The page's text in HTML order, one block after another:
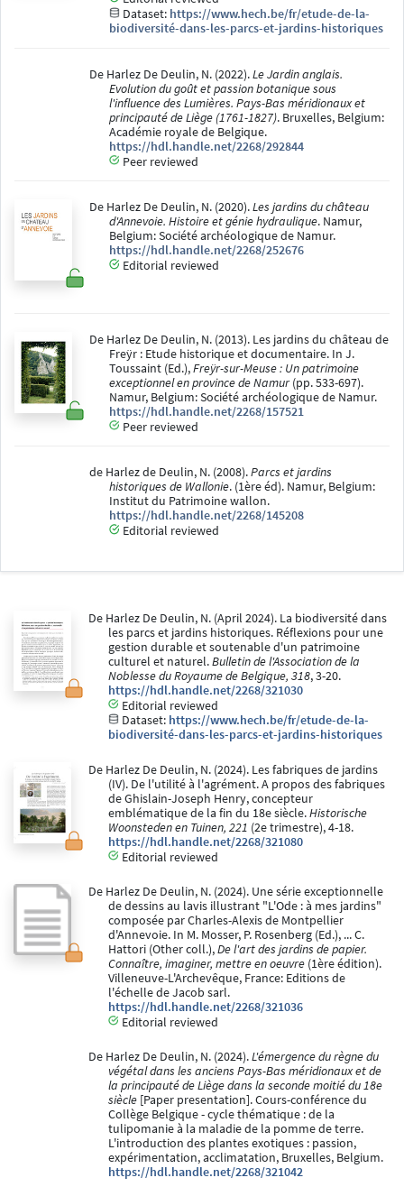
Dataset: https://www.hech.be/fr/etude-de-la-
biodiversité-dans-les-parcs-et-jardins-historiques
De Harlez De Deulin, N. (2022).Le Jardin anglais.
Evolution du goût et passion botanique sous
l'influence des Lumières. Pays-Bas méridionaux et
principauté de Liège (1761-1827). Bruxelles, Belgium:
Académie royale de Belgique.
https://hdl.handle.net/2268/292844
Peer reviewed
De Harlez De Deulin, N. (2020).Les jardins du château
d'Annevoie. Histoire et génie hydraulique. Namur,
Belgium: Société archéologique de Namur.
https://hdl.handle.net/2268/252676
Editorial reviewed
De Harlez De Deulin, N. (2013). Les jardins du château de
Freÿr : Etude historique et documentaire. In J.
Toussaint (Ed.),Freÿr-sur-Meuse : Un patrimoine
exceptionnel en province de Namur(pp. 533-697).
Namur, Belgium: Société archéologique de Namur.
https://hdl.handle.net/2268/157521
Peer reviewed
de Harlez de Deulin, N. (2008).Parcs et jardins
historiques de Wallonie. (1ère éd). Namur, Belgium:
Institut du Patrimoine wallon.
https://hdl.handle.net/2268/145208
Editorial reviewed
De Harlez De Deulin, N. (April 2024). La biodiversité dans
les parcs et jardins historiques. Réflexions pour une
gestion durable et soutenable d'un patrimoine
culturel et naturel.Bulletin de l'Association de la
Noblesse du Royaume de Belgique, 318, 3-20.
https://hdl.handle.net/2268/321030
Editorial reviewed
Dataset: https://www.hech.be/fr/etude-de-la-
biodiversité-dans-les-parcs-et-jardins-historiques
De Harlez De Deulin, N. (2024). Les fabriques de jardins
(IV). De l'utilité à l'agrément. A propos des fabriques
de Ghislain-Joseph Henry, concepteur
emblématique de la fin du 18e siècle.Historische
Woonsteden en Tuinen, 221 (2e trimestre), 4-18.
https://hdl.handle.net/2268/321080
Editorial reviewed
De Harlez De Deulin, N. (2024). Une série exceptionnelle
de dessins au lavis illustrant "L'Ode : à mes jardins"
composée par Charles-Alexis de Montpellier
d'Annevoie. In M. Mosser, P. Rosenberg (Ed.), ... C.
Hattori (Other coll.),De l'art des jardins de papier.
Connaître, imaginer, mettre en oeuvre (1ère édition).
Villeneuve-L'Archevêque, France: Editions de
l'échelle de Jacob sarl.
https://hdl.handle.net/2268/321036
Editorial reviewed
De Harlez De Deulin, N. (2024).L'émergence du règne du
végétal dans les anciens Pays-Bas méridionaux et de
la principauté de Liège dans la seconde moitié du 18e
siècle [Paper presentation]. Cours-conférence du
Collège Belgique - cycle thématique : de la
tulipomanie à la maladie de la pomme de terre.
L'introduction des plantes exotiques : passion,
expérimentation, acclimatation, Bruxelles, Belgium.
https://hdl.handle.net/2268/321042